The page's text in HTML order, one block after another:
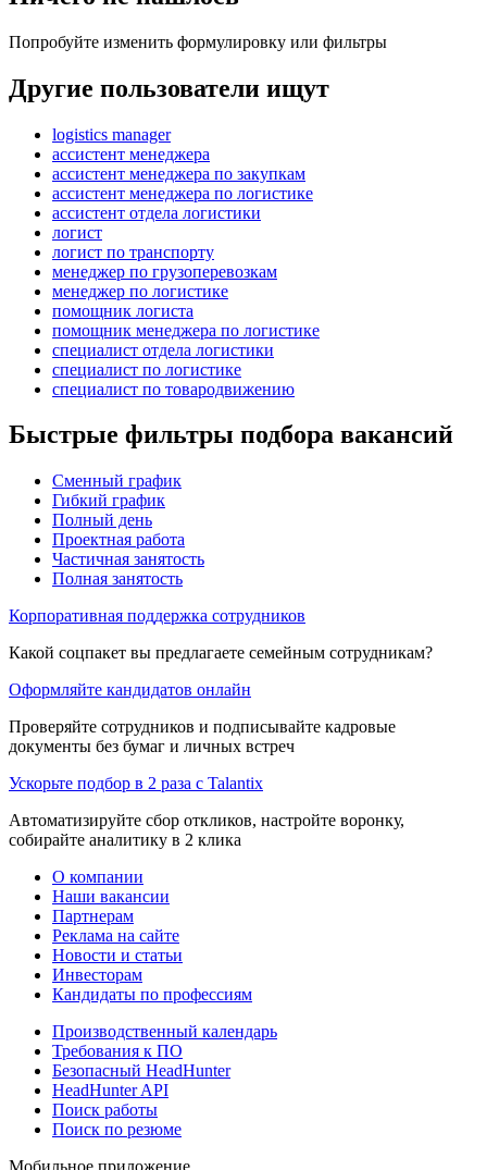
Попробуйте изменить формулировку или фильтры
Другие пользователи ищут
logistics manager
ассистент менеджера
ассистент менеджера по закупкам
ассистент менеджера по логистике
ассистент отдела логистики
логист
логист по транспорту
менеджер по грузоперевозкам
менеджер по логистике
помощник логиста
помощник менеджера по логистике
специалист отдела логистики
специалист по логистике
специалист по товародвижению
Быстрые фильтры подбора вакансий
Сменный график
Гибкий график
Полный день
Проектная работа
Частичная занятость
Полная занятость
Корпоративная поддержка сотрудников
Какой соцпакет вы предлагаете семейным сотрудникам?
Оформляйте кандидатов онлайн
Проверяйте сотрудников и подписывайте кадровые
документы без бумаг и личных встреч
Ускорьте подбор в 2 раза с Talantix
Автоматизируйте сбор откликов, настройте воронку,
собирайте аналитику в 2 клика
О компании
Наши вакансии
Партнерам
Реклама на сайте
Новости и статьи
Инвесторам
Кандидаты по профессиям
Производственный календарь
Требования к ПО
Безопасный HeadHunter
HeadHunter API
Поиск работы
Поиск по резюме